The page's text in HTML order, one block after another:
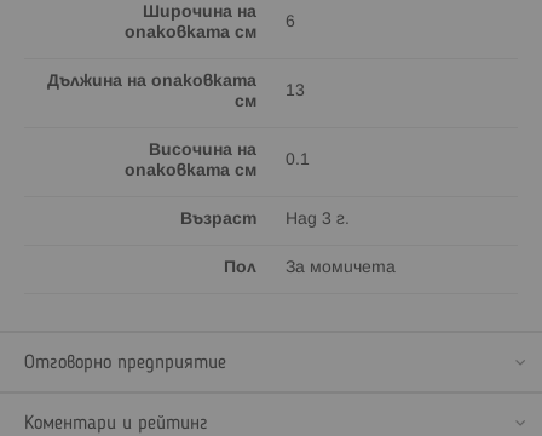
Широчина на
опаковката см
6
Дължина на опаковката
см
13
Височина на
опаковката см
0.1
Възраст Над 3 г.
Пол За момичета
Отговорно предприятие
Коментари и рейтинг